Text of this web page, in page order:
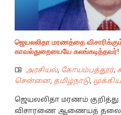
ஜெயலலிதா மரணத்தை
காவல்துறையையே கலங்கடித்தவர்!
அரசியல், கோயம்பத்தூர்,
சென்னை, தமிழ்நாடு,
ஜெயலலிதா மரணம்
விசாரணை ஆணையத்